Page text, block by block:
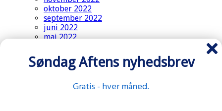
oktober 2022
september 2022
juni 2022
maj 2022
marts 2022
februar 2022
december 2021
Søndag Aftens nyhedsbrev
Gratis - hver måned.